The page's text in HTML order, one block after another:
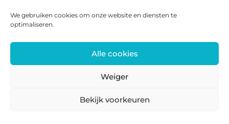
We gebruiken cookies om onze website en diensten te
optimaliseren.
Alle cookies
Weiger
Bekijk voorkeuren